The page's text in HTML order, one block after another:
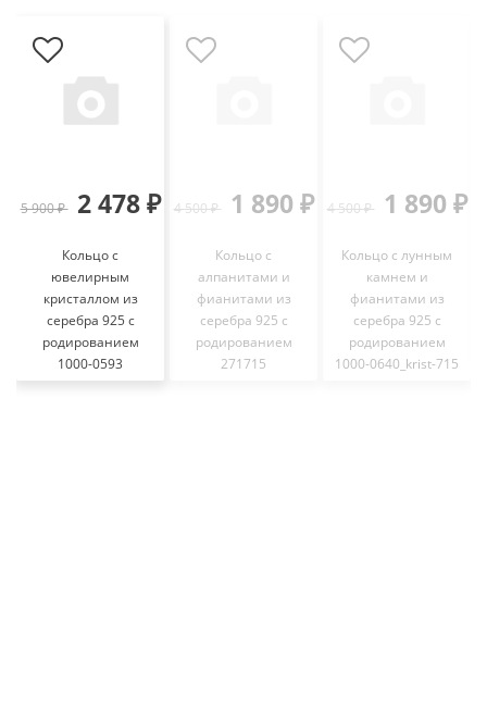
5 900 ₽ 2 478 ₽
Кольцо с
ювелирным
кристаллом из
серебра 925 с
родированием
1000-0593
4 500 ₽ 1 890 ₽
Кольцо с
алпанитами и
фианитами из
серебра 925 с
родированием
271715
4 500 ₽ 1 890 ₽
Кольцо с лунным
камнем и
фианитами из
серебра 925 с
родированием
1000-0640_krist-715